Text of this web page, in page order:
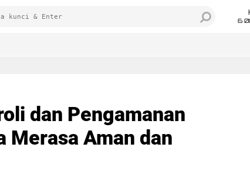
6
dan Pengamanan
Merasa Aman dan